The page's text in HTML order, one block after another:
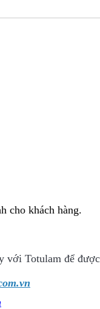
cho khách hàng.
với Totulam để